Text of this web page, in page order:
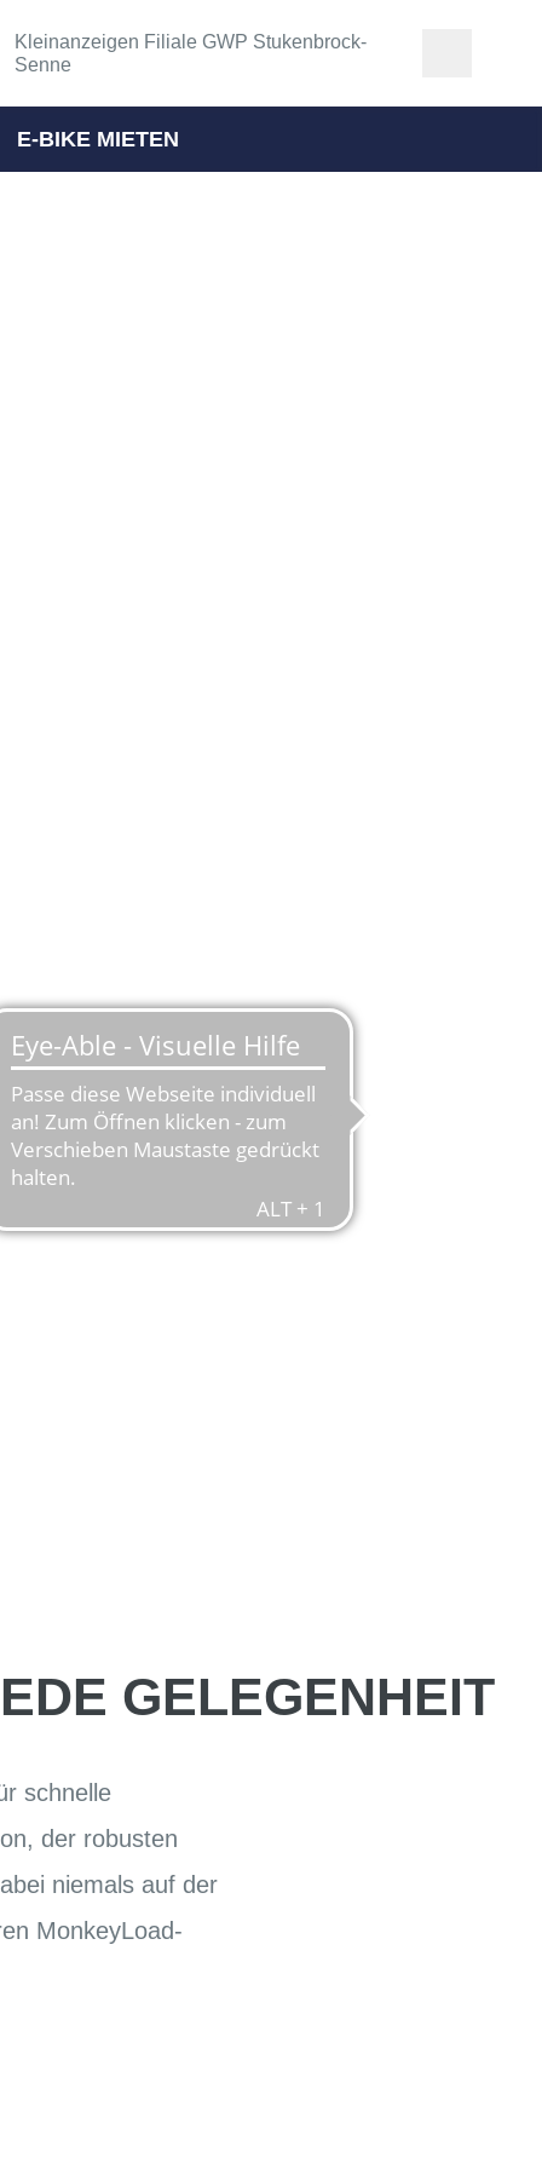
Kleinanzeigen Filiale GWP Stukenbrock-
Senne
E-BIKE MIETEN
GELEGENHEIT
schnelle
der robusten
niemals auf der
MonkeyLoad-